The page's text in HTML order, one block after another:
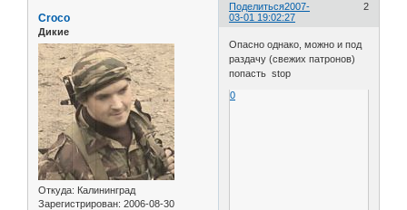
Поделиться 2
2007-
03-01 19:02:27
Croco
Дикие
Откуда: Калининград
Зарегистрирован: 2006-08-30
Опасно однако, можно и под
раздачу (свежих патронов)
попасть stop
0